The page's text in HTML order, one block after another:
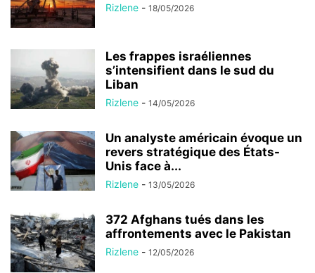
Rizlene - 18/05/2026
Les frappes israéliennes
s’intensifient dans le sud du
Liban
Rizlene - 14/05/2026
Un analyste américain évoque un
revers stratégique des États-
Unis face à...
Rizlene - 13/05/2026
372 Afghans tués dans les
affrontements avec le Pakistan
Rizlene - 12/05/2026